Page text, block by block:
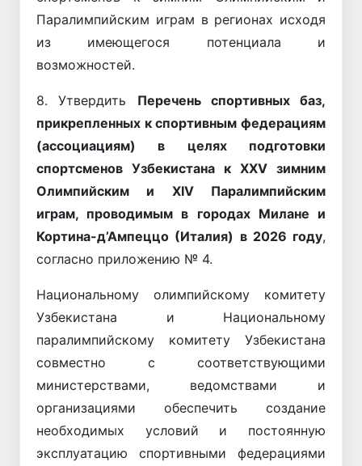
Паралимпийским играм в регионах исходя
из имеющегося потенциала и
возможностей.
8. Утвердить Перечень спортивных баз,
прикрепленных к спортивным федерациям
(ассоциациям) в целях подготовки
спортсменов Узбекистана к XXV зимним
Олимпийским и XIV Паралимпийским
играм, проводимым в городах Милане и
Кортина-д’Ампеццо (Италия) в 2026 году,
согласно приложению № 4.
Национальному олимпийскому комитету
Узбекистана и Национальному
паралимпийскому комитету Узбекистана
совместно с соответствующими
министерствами, ведомствами и
организациями обеспечить создание
необходимых условий и постоянную
эксплуатацию спортивными федерациями